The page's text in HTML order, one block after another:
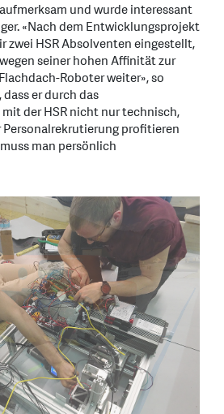
und wurde interessant
«Nach dem Entwicklungsprojekt
zwei HSR Absolventen eingestellt,
seiner hohen Affinität zur
Roboter weiter», so
dass er durch das
der HSR nicht nur technisch,
profitieren
man persönlich